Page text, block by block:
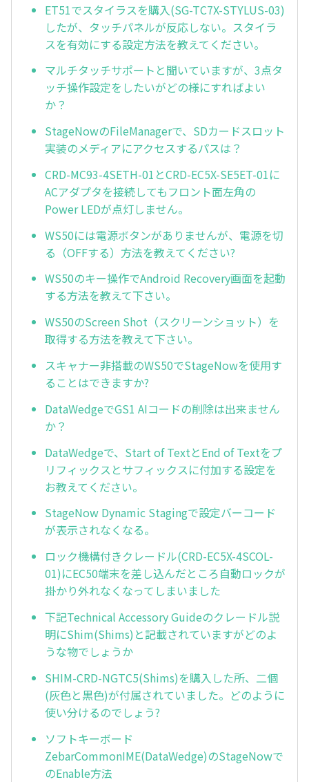
ET51でスタイラスを購入(SG-TC7X-STYLUS-03)
したが、タッチパネルが反応しない。スタイラ
スを有効にする設定方法を教えてください。
マルチタッチサポートと聞いていますが、3点タ
ッチ操作設定をしたいがどの様にすればよい
か？
StageNowのFileManagerで、SDカードスロット
実装のメディアにアクセスするパスは？
CRD-MC93-4SETH-01とCRD-EC5X-SE5ET-01に
ACアダプタを接続してもフロント面左角の
Power LEDが点灯しません。
WS50には電源ボタンがありませんが、電源を切
る（OFFする）方法を教えてください?
WS50のキー操作でAndroid Recovery画面を起動
する方法を教えて下さい。
WS50のScreen Shot（スクリーンショット）を
取得する方法を教えて下さい。
スキャナー非搭載のWS50でStageNowを使用す
ることはできますか?
DataWedgeでGS1 AIコードの削除は出来ません
か？
DataWedgeで、Start of TextとEnd of Textをプ
リフィックスとサフィックスに付加する設定を
お教えてください。
StageNow Dynamic Stagingで設定バーコード
が表示されなくなる。
ロック機構付きクレードル(CRD-EC5X-4SCOL-
01)にEC50端末を差し込んだところ自動ロックが
掛かり外れなくなってしまいました
下記Technical Accessory Guideのクレードル説
明にShim(Shims)と記載されていますがどのよ
うな物でしょうか
SHIM-CRD-NGTC5(Shims)を購入した所、二個
(灰色と黒色)が付属されていました。どのように
使い分けるのでしょう?
ソフトキーボード
ZebarCommonIME(DataWedge)のStageNowで
のEnable方法